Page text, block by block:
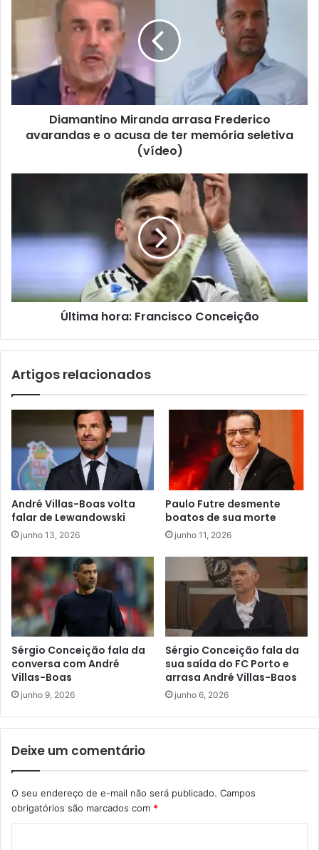
Diamantino Miranda arrasa Frederico
avarandas e o acusa de ter memória seletiva
(vídeo)
Última hora: Francisco Conceição
Artigos relacionados
André Villas-Boas volta
falar de Lewandowski
junho 13, 2026
Paulo Futre desmente
boatos de sua morte
junho 11, 2026
Sérgio Conceição fala da
conversa com André
Villas-Boas
junho 9, 2026
Sérgio Conceição fala da
sua saída do FC Porto e
arrasa André Villas-Baos
junho 6, 2026
Deixe um comentário
O seu endereço de e-mail não será publicado. Campos
obrigatórios são marcados com *